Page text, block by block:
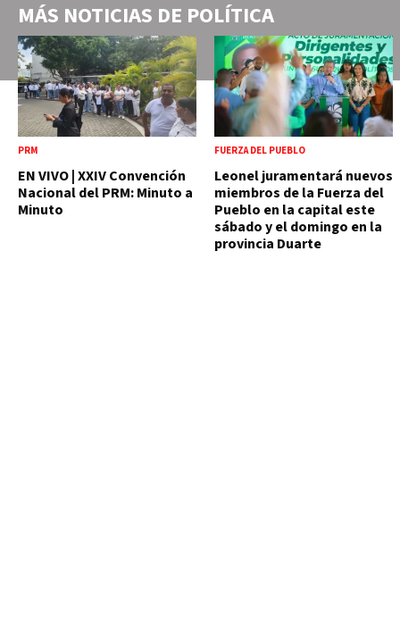
MÁS NOTICIAS DE POLÍTICA
PRM
EN VIVO | XXIV Convención
Nacional del PRM: Minuto a
Minuto
FUERZA DEL PUEBLO
Leonel juramentará nuevos
miembros de la Fuerza del
Pueblo en la capital este
sábado y el domingo en la
provincia Duarte